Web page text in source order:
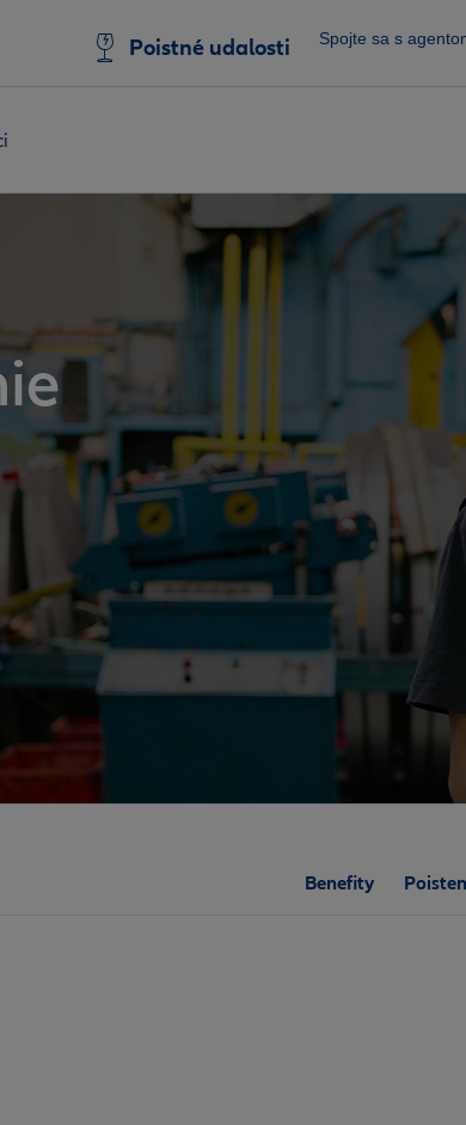
Poistné udalosti Spojte sa s
Benefity